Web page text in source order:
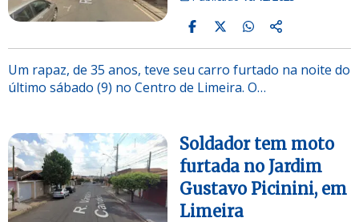
Um rapaz, de 35 anos, teve seu carro furtado na noite do
último sábado (9) no Centro de Limeira. O…
Soldador tem moto
furtada no Jardim
Gustavo Picinini, em
Limeira